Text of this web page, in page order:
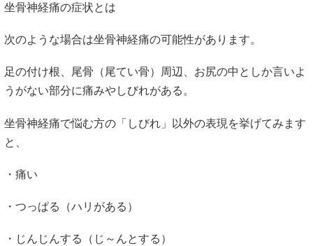
坐骨神経痛の症状とは
次のような場合は坐骨神経痛の可能性があります。
足の付け根、尾骨（尾てい骨）周辺、お尻の中としか言いよ
うがない部分に痛みやしびれがある。
坐骨神経痛で悩む方の「しびれ」以外の表現を挙げてみます
と、
・痛い
・つっぱる（ハリがある）
・じんじんする（じ～んとする）